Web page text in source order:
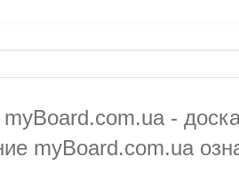
myBoard.com.ua -
myBoard.com.ua